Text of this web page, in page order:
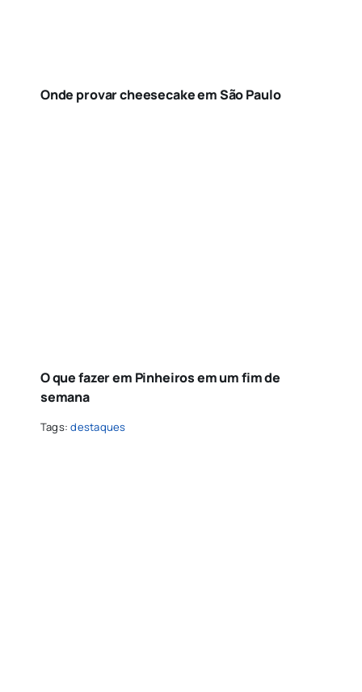
Onde provar cheesecake em São Paulo
O que fazer em Pinheiros em um fim de
semana
Tags:destaques